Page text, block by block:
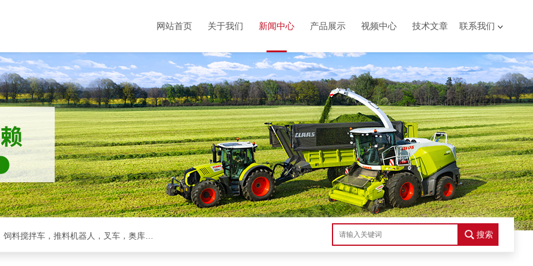
网站首页 关于我们 新闻中心 产品展示 视频中心 技术文章 联系我们
克拉斯全系，收割机，青储机，拖拉机，方包裹包机，饲料搅拌车，推料机器人，叉车，奥库裹包机 搜索